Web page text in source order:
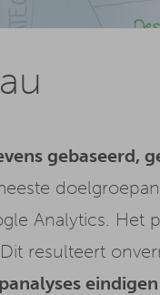
gebaseerd,
Analytics. Het
resulteert